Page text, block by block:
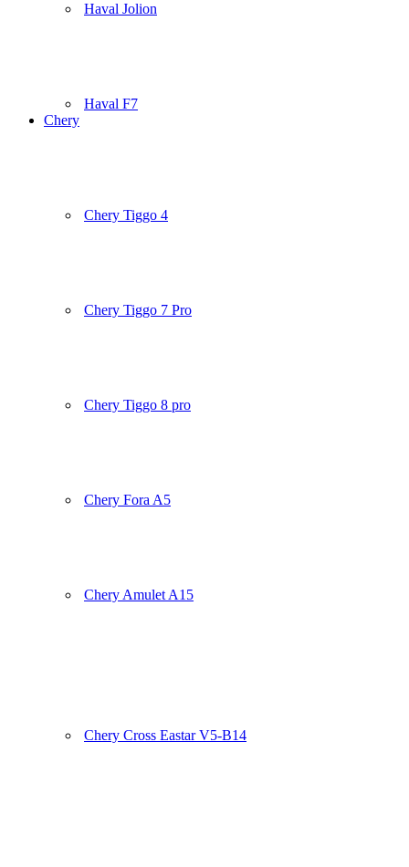
Haval Jolion
Haval F7
Chery
Chery Tiggo 4
Chery Tiggo 7 Pro
Chery Tiggo 8 pro
Chery Fora A5
Chery Amulet A15
Chery Cross Eastar V5-B14